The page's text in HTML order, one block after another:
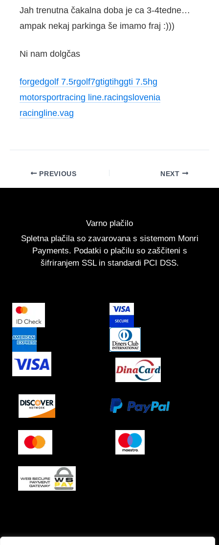
Jah trenutna čakalna doba je ca 3-4tedne…
ampak nekaj parkinga še imamo fraj :)))
Ni nam dolgčas
forgedgolf 7.5rgolf7gtigtihggti 7.5hg
motorsportracing line.racingslovenia
racingline.vag
PREVIOUS NEXT
Varno plačilo
Spletna plačila so zavarovana s sistemom Monri
Payments. Podatki o plačilu so zaščiteni s
šifriranjem SSL in standardi PCI DSS.